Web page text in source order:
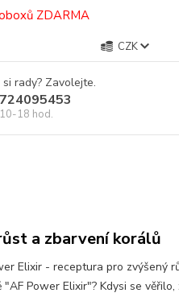
ZDARMA
CZK
rady? Zavolejte.
18 hod.
a zbarvení korálů
Elixir - receptura pro zvýšený
"AF Power Elixir"? Kdysi se věřilo,